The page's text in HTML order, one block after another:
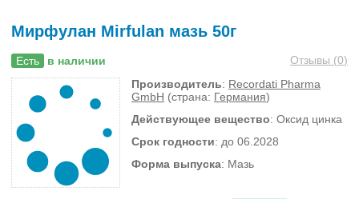
Мирфулан Mirfulan мазь 50г
Есть в наличии Отзывы (0)
Производитель: Recordati Pharma
GmbH (страна: Германия)
Действующее вещество: Оксид цинка
Срок годности: до 06.2028
Форма выпуска: Мазь